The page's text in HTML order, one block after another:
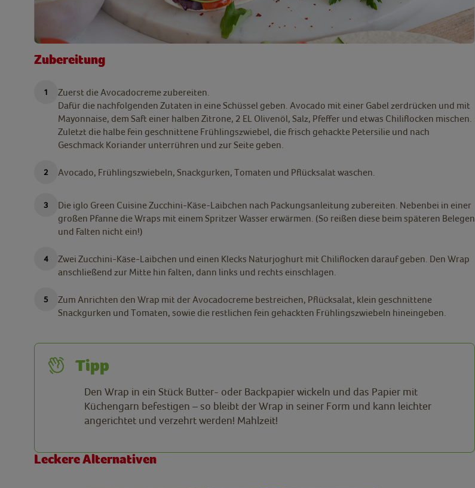
Zubereitung
Zuerst die Avocadocreme zubereiten.
Dafür die nachfolgenden Zutaten in eine Schüssel geben. Avocado mit einer Gabel zerdrücken und mit
Mayonnaise, dem Saft einer halben Zitrone, 2 EL Olivenöl, Salz, Pfeffer und etwas Chiliflocken mischen.
Zuletzt die halbe fein geschnittene Frühlingszwiebel, die frisch gehackte Petersilie und nach
Geschmack Koriander unterrühren und zur Seite geben.
Avocado, Frühlingszwiebeln, Snackgurken, Tomaten und Pflücksalat waschen.
Die iglo Green Cuisine Zucchini-Käse-Laibchen nach Packungsanleitung zubereiten. Nebenbei in einer
großen Pfanne die Wraps mit einem Spritzer Wasser erwärmen. (So reißen diese beim späteren Belegen
und Falten nicht ein!)
Zwei Zucchini-Käse-Laibchen und einen Klecks Naturjoghurt mit Chiliflocken darauf geben. Den Wrap
anschließend zur Mitte hin falten, dann links und rechts einschlagen.
Zum Anrichten den Wrap mit der Avocadocreme bestreichen, Pflücksalat, klein geschnittene
Snackgurken und Tomaten, sowie die restlichen fein gehackten Frühlingszwiebeln hineingeben.
Tipp
Den Wrap in ein Stück Butter- oder Backpapier wickeln und das Papier mit
Küchengarn befestigen – so bleibt der Wrap in seiner Form und kann leichter
angerichtet und verzehrt werden! Mahlzeit!
Leckere Alternativen